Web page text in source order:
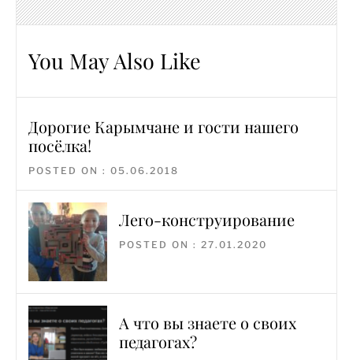
You May Also Like
Дорогие Карымчане и гости нашего
посёлка!
POSTED ON : 05.06.2018
Лего-конструирование
POSTED ON : 27.01.2020
А что вы знаете о своих
педагогах?